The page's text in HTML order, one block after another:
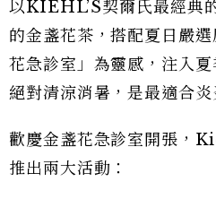
以KIEHL’S契爾氏最經典
的金盞花茶，搭配夏日嚴
花急診室」為靈感，注入夏
絕對清涼消暑，是最適合炎
歡慶金盞花急診室開張
推出兩大活動：